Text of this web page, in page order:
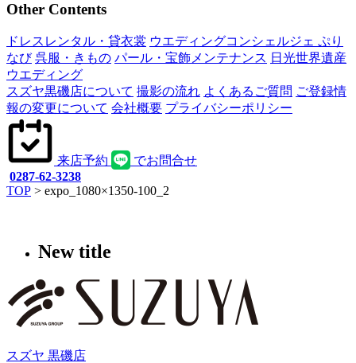
Other Contents
ドレスレンタル・貸衣裳 ウエディングコンシェルジェ ぷり
なび 呉服・きもの パール・宝飾メンテナンス 日光世界遺産
ウエディング
スズヤ黒磯店について 撮影の流れ よくあるご質問 ご登録情
報の変更について 会社概要 プライバシーポリシー
来店予約
でお問合せ
0287-62-3238
TOP > expo_1080×1350-100_2
New title
スズヤ 黒磯店